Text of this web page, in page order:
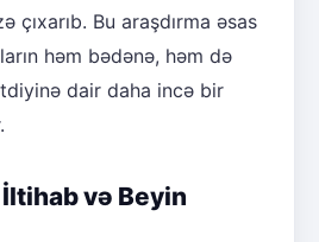
çıxarıb. Bu araşdırma əsas
həm bədənə, həm də
dair daha incə bir
və Beyin